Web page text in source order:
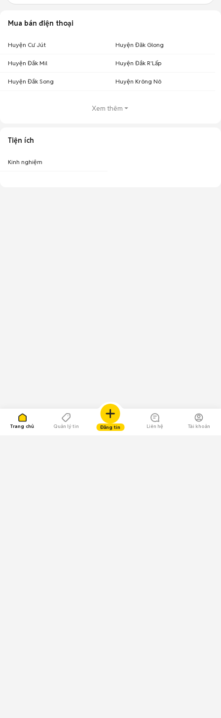
Trang chủ Quản lý tin Đăng tin Liên hệ Tài khoản
Mua bán điện thoại
Huyện Cư Jút Huyện Đăk Glong
Huyện Đắk Mil Huyện Đắk R'Lấp
Huyện Đắk Song Huyện Krông Nô
Xem thêm
Tiện ích
Kinh nghiệm